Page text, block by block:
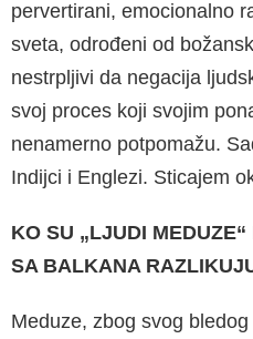
pervertirani, emocionalno
sveta, odrođeni od
nestrpljivi da negacija
svoj proces koji svojim
nenamerno pot­pomažu.
Indijci i En­glezi. Sticajem
KO SU „LJUDI
SA BALKANA
Meduze, zbog svog